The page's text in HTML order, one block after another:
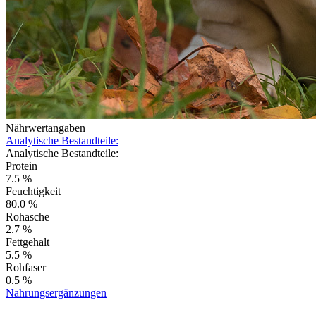
Nährwertangaben
Analytische Bestandteile:
Analytische Bestandteile:
Protein
7.5 %
Feuchtigkeit
80.0 %
Rohasche
2.7 %
Fettgehalt
5.5 %
Rohfaser
0.5 %
Nahrungsergänzungen